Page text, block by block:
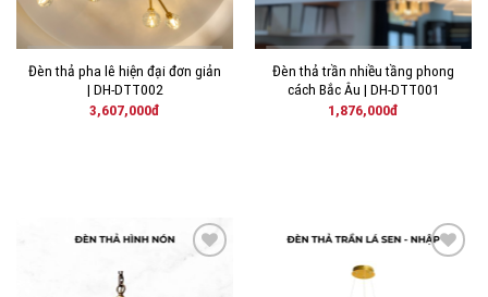
Đèn thả pha lê hiện đại đơn giản
| DH-DTT002
3,607,000đ
Đèn thả trần nhiều tầng phong
cách Bắc Âu | DH-DTT001
1,876,000đ